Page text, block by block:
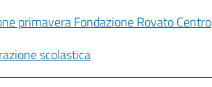
primavera Fondazione Rovato Centro
scolastica